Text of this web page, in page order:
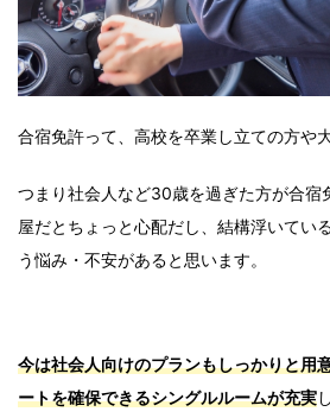
合宿免許って、高校を卒業し立ての方や
つまり社会人など30歳を過ぎた方が合宿
屋だとちょっと心配だし、結構浮いてい
う悩み・不安があると思います。
今は社会人向けのプランもしっかりと用
ートを確保できるシングルルームが充実